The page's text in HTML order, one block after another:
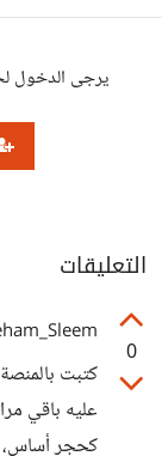
يرجى الدخول
التعليقات
0
كتبت
عليه باقي
كحجر أساس،